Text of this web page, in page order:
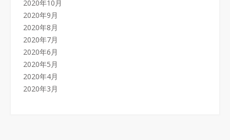
2020年10月
2020年9月
2020年8月
2020年7月
2020年6月
2020年5月
2020年4月
2020年3月